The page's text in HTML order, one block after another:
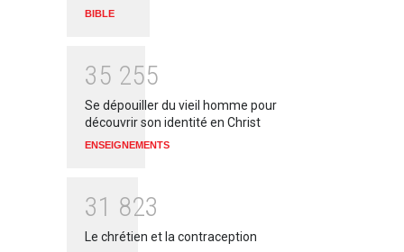
BIBLE
35 255
Se dépouiller du vieil homme pour
découvrir son identité en Christ
ENSEIGNEMENTS
31 823
Le chrétien et la contraception